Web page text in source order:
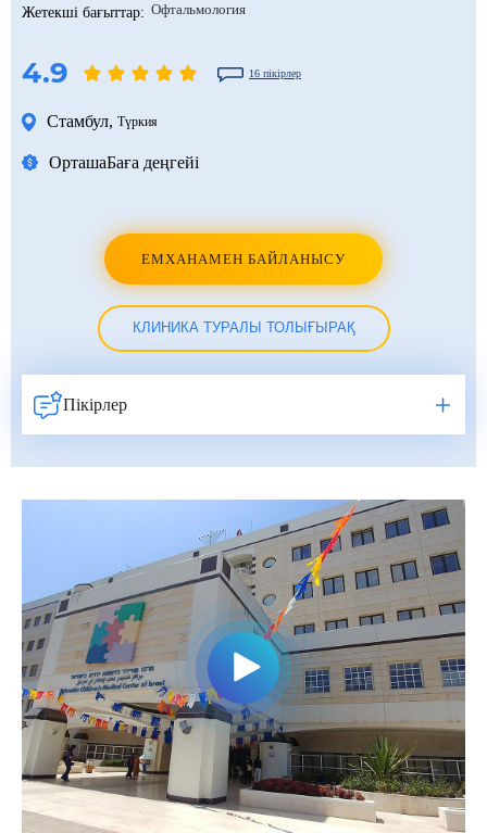
Жетекші бағыттар: Офтальмология
4.9 16 пікірлер
Стамбул, Түркия
ОрташаБаға деңгейі
ЕМХАНАМЕН БАЙЛАНЫСУ
КЛИНИКА ТУРАЛЫ ТОЛЫҒЫРАҚ
Пікірлер